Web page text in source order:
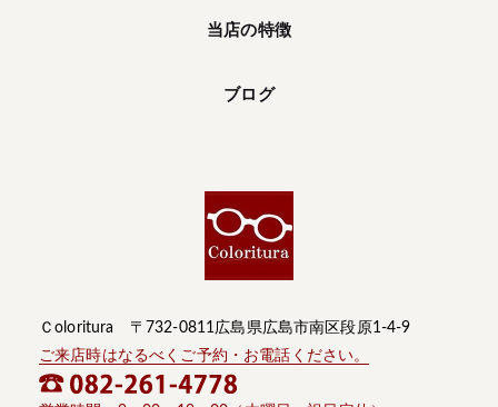
当店の特徴
ブログ
Ｃoloritura 〒732-0811広島県広島市南区段原1-4-9
ご来店時はなるべくご予約・お電話ください。